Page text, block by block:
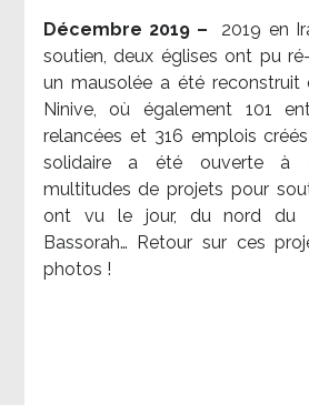
Décembre 2019 – 2019 en
soutien, deux églises ont pu
un mausolée a été reconstruit
Ninive, où également 101
relancées et 316 emplois
solidaire a été ouverte à
multitudes de projets pour
ont vu le jour, du nord du
Bassorah… Retour sur ces
photos !